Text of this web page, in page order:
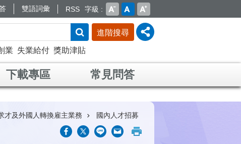
雙語詞彙 RSS 字級
進階搜尋
業 失業給付 獎助津貼
下載專區 常見問答
才及外國人轉換雇主業務 國內人才招募